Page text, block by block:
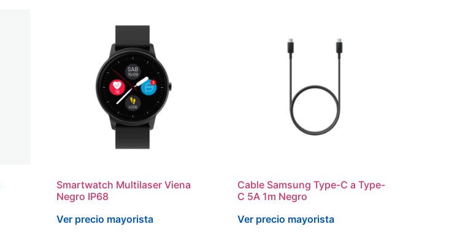
Smartwatch Multilaser Viena
Negro IP68
Ver precio mayorista
Cable Samsung Type-C a Type-
C 5A 1m Negro
Ver precio mayorista